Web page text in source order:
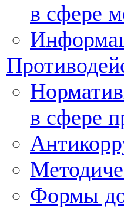
в сфере
в сфере
Формы